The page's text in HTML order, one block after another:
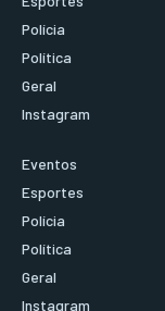
Polícia
Política
Geral
Instagram
Eventos
Esportes
Polícia
Política
Geral
Instagram